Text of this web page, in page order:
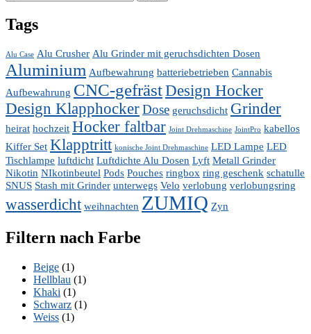
Tags
Alu Case Alu Crusher Alu Grinder mit geruchsdichten Dosen
Aluminium Aufbewahrung batteriebetrieben Cannabis
Aufbewahrung CNC-gefrästDesign Hocker
Design KlapphockerDose geruchsdicht Grinder
heirat hochzeit Hocker faltbar Joint Drehmaschine JointPro kabellos
Kiffer Set Klapptritt konische Joint Drehmaschine LED Lampe LED
Tischlampe luftdicht Luftdichte Alu Dosen Lyft Metall Grinder
Nikotin NIkotinbeutel Pods Pouches ringbox ring geschenk schatulle
SNUS Stash mit Grinder unterwegs Velo verlobung verlobungsring
wasserdicht weihnachten ZUMIQ Zyn
Filtern nach Farbe
Beige (1)
Hellblau (1)
Khaki (1)
Schwarz (1)
Weiss (1)